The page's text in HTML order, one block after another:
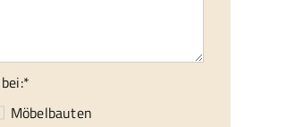
Möbelbauten